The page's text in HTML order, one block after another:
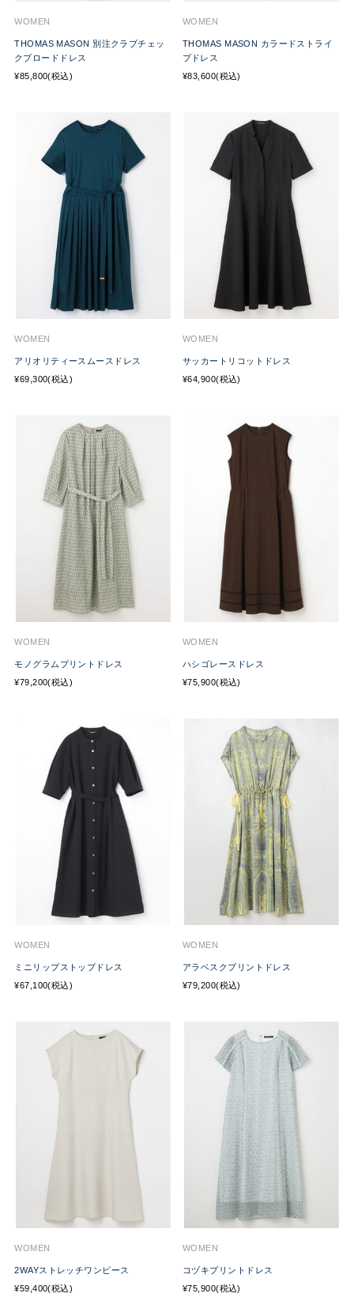
WOMEN
THOMAS MASON 別注クラブチェッ
クブロードドレス
¥85,800(税込)
WOMEN
THOMAS MASON カラードストライ
プドレス
¥83,600(税込)
WOMEN
アリオリティースムースドレス
¥69,300(税込)
WOMEN
サッカートリコットドレス
¥64,900(税込)
WOMEN
モノグラムプリントドレス
¥79,200(税込)
WOMEN
ハシゴレースドレス
¥75,900(税込)
WOMEN
ミニリップストップドレス
¥67,100(税込)
WOMEN
アラベスクプリントドレス
¥79,200(税込)
WOMEN
2WAYストレッチワンピース
¥59,400(税込)
WOMEN
コヅキプリントドレス
¥75,900(税込)